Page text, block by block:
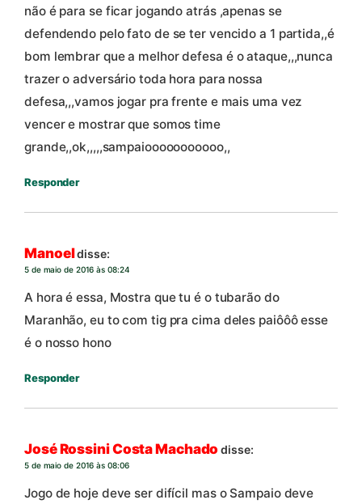
não é para se ficar jogando atrás ,apenas se
defendendo pelo fato de se ter vencido a 1 partida,,é
bom lembrar que a melhor defesa é o ataque,,,nunca
trazer o adversário toda hora para nossa
defesa,,,vamos jogar pra frente e mais uma vez
vencer e mostrar que somos time
grande,,ok,,,,,sampaiooooooooooo,,
Responder
Manoeldisse:
5 de maio de 2016 às 08:24
A hora é essa, Mostra que tu é o tubarão do
Maranhão, eu to com tig pra cima deles paiôôô esse
é o nosso hono
Responder
José Rossini Costa Machado disse:
5 de maio de 2016 às 08:06
Jogo de hoje deve ser difícil mas o Sampaio deve